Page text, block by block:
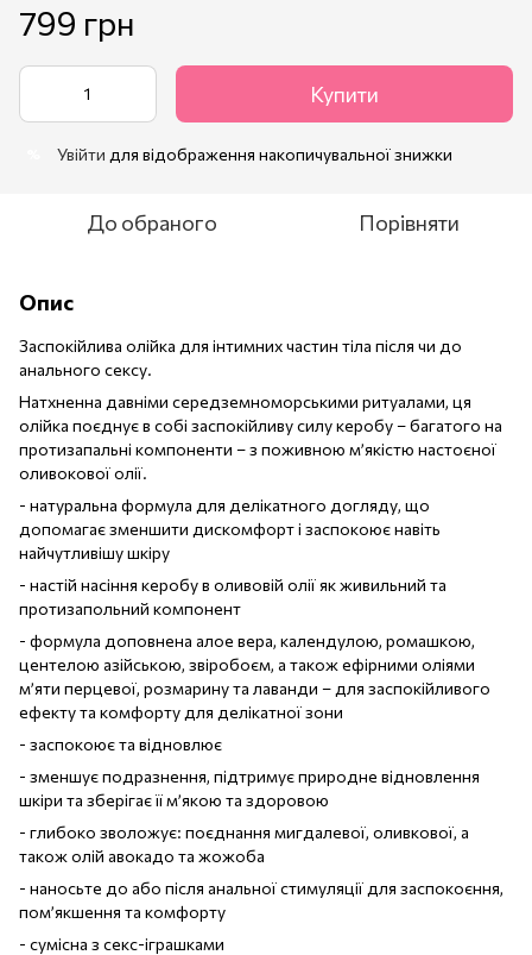
799 грн
Купити
Увійти для відображення накопичувальної знижки
До обраного Порівняти
Опис
Заспокійлива олійка для інтимних частин тіла після чи до
анального сексу.
Натхненна давніми середземноморськими ритуалами, ця
олійка поєднує в собі заспокійливу силу керобу – багатого на
протизапальні компоненти – з поживною м’якістю настоєної
оливокової олії.
- натуральна формула для делікатного догляду, що
допомагає зменшити дискомфорт і заспокоює навіть
найчутливішу шкіру
- настій насіння керобу в оливовій олії як живильний та
протизапольний компонент
- формула доповнена алое вера, календулою, ромашкою,
центелою азійською, звіробоєм, а також ефірними оліями
м’яти перцевої, розмарину та лаванди – для заспокійливого
ефекту та комфорту для делікатної зони
- заспокоює та відновлює
- зменшує подразнення, підтримує природне відновлення
шкіри та зберігає її м’якою та здоровою
- глибоко зволожує: поєднання мигдалевої, оливкової, а
також олій авокадо та жожоба
- наносьте до або після анальної стимуляції для заспокоєння,
пом’якшення та комфорту
- сумісна з секс-іграшками